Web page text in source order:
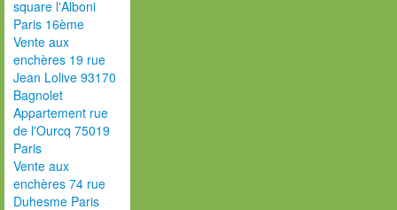
square l'Alboni
Paris 16ème
Vente aux
enchères 19 rue
Jean Lolive 93170
Bagnolet
Appartement rue
de l'Ourcq 75019
Paris
Vente aux
enchères 74 rue
Duhesme Paris